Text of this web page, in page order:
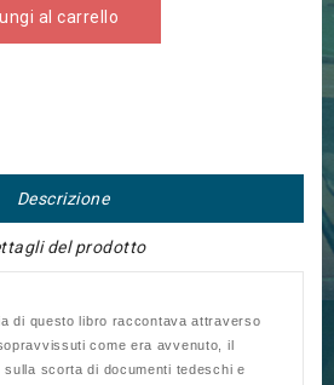
al carrello
Descrizione
del prodotto
di questo libro raccontava attraverso
come era avvenuto, il
scorta di documenti tedeschi e